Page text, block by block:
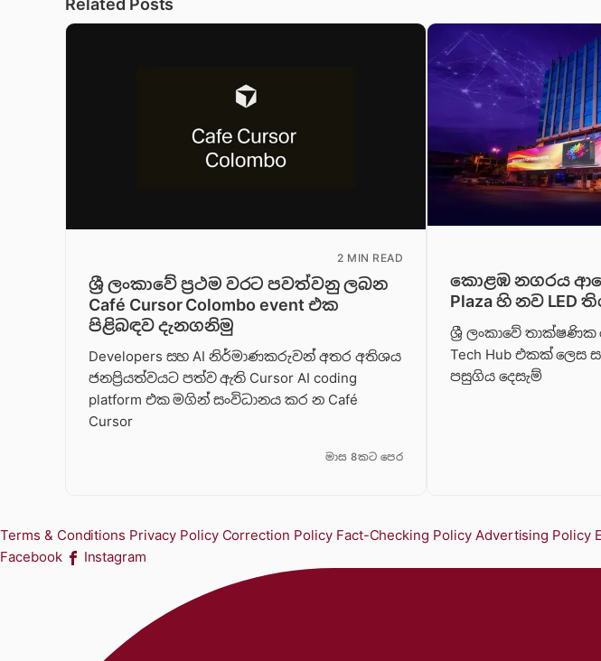
Related Posts
2 MIN READ
ශ්‍රී ලංකාවේ ප්‍රථම වරට පවත්වනු ලබන
Café Cursor Colombo event එක
පිළිබඳව දැනගනිමු
Developers සහ AI නිර්මාණකරුවන් අතර අතිශය
ජනප්‍රියත්වයට පත්ව ඇති Cursor AI coding
platform එක මගින් සංවිධානය කර න Café
Cursor
මාස 8කට පෙර
කොළඹ නගරය
Plaza හි නව LED
ශ්‍රී ලංකාවේ තාක්ෂණික
Tech Hub එකක් ලෙස
පසුගිය දෙසැම්
Terms & Conditions Privacy Policy Correction Policy Fact-Checking Policy Advertising Policy
Facebook
Instagram